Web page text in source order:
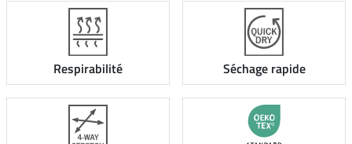
Respirabilité Séchage rapide